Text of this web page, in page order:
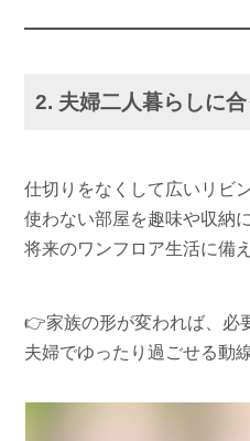
2. 夫婦二人暮らしに
仕切りをなくして広いリビ
使わない部屋を趣味や収納
将来のワンフロア生活に備
👉家族の形が変われば、必
夫婦でゆったり過ごせる動